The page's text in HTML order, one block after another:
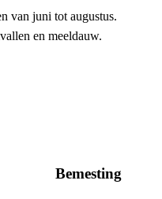
van juni tot augustus.
en meeldauw.
Bemesting